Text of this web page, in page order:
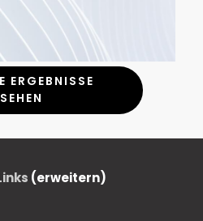
ERGEBNISSE
SEHEN
(erweitern)